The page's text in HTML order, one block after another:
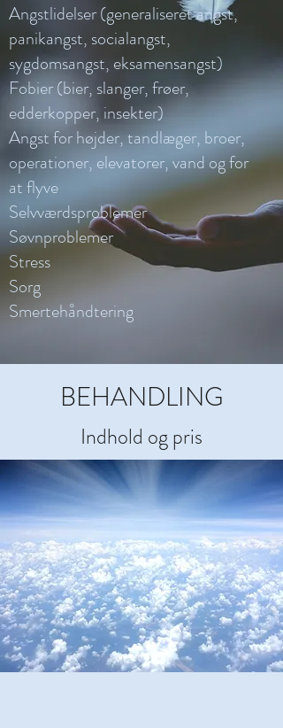
Angstlidelser (generaliseret angst,
panikangst, socialangst,
sygdomsangst, eksamensangst)
Fobier (bier, slanger, frøer,
edderkopper, insekter)
Angst for højder, tandlæger, broer,
operationer, elevatorer, vand og for
at flyve
Selvværdsproblemer
Søvnproblemer
Stress
Sorg
Smertehåndtering
BEHANDLING
Indhold og pris